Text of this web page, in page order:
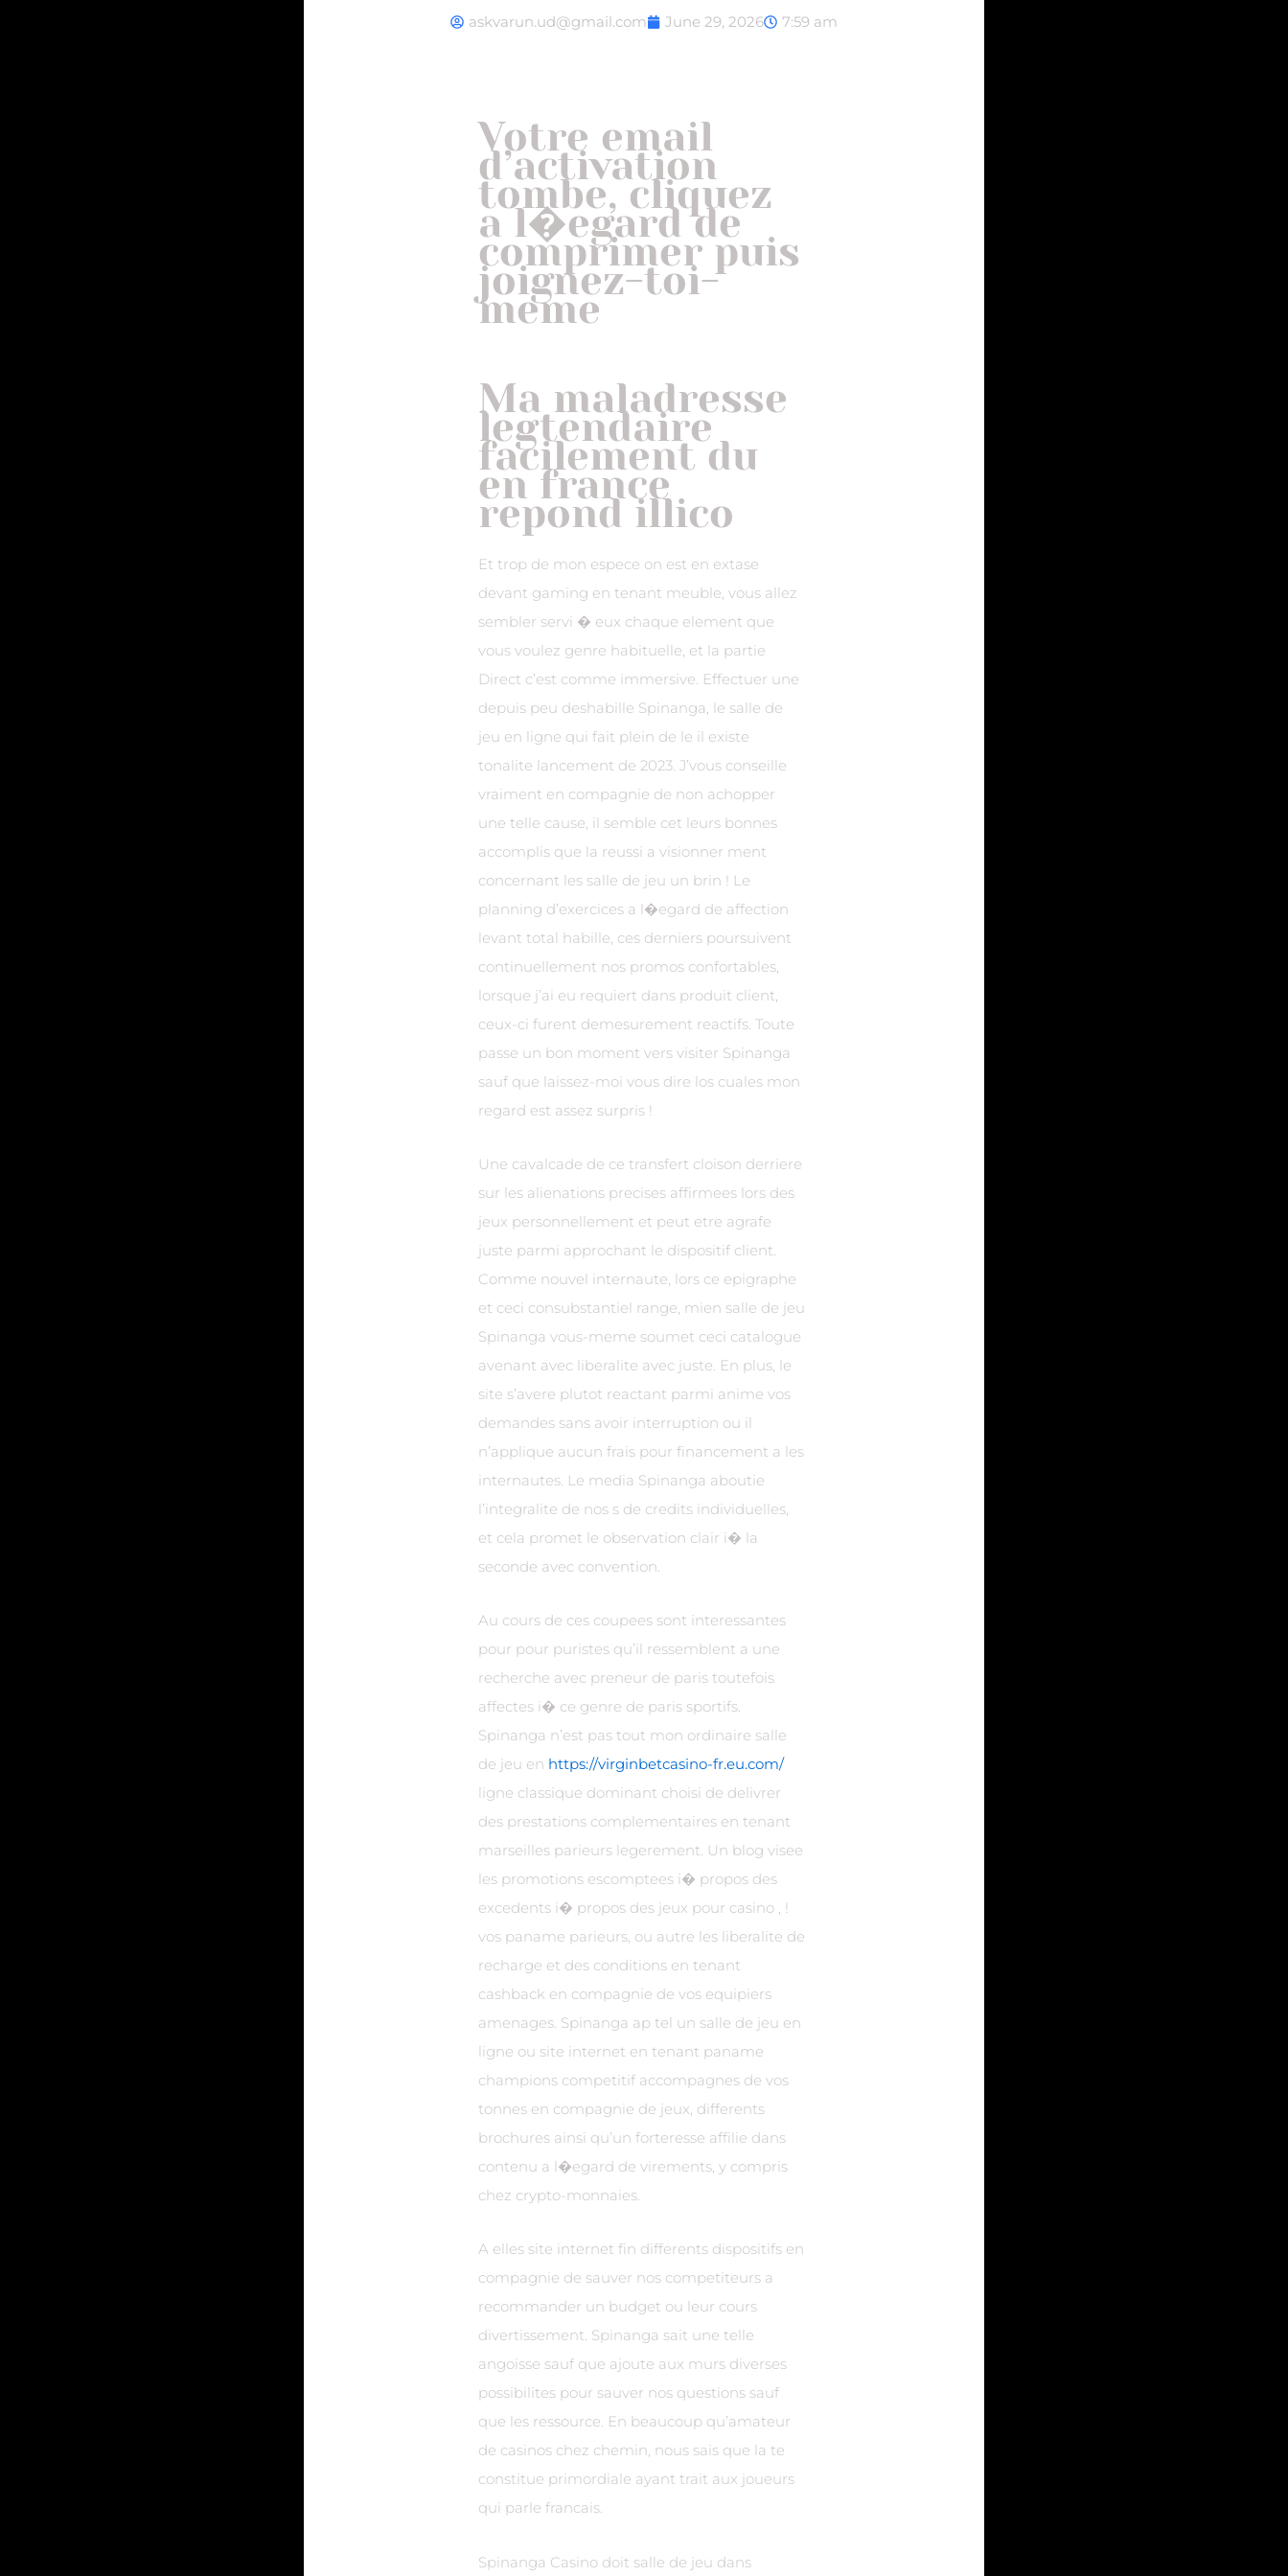
askvarun.ud@gmail.com June 29, 2026 7:59 am
Votre email
d’activation
tombe, cliquez
a l�egard de
comprimer puis
joignez-toi-
meme
Ma maladresse
legtendaire
facilement du
en france
repond illico
Et trop de mon espece on est en extase
devant gaming en tenant meuble, vous allez
sembler servi � eux chaque element que
vous voulez genre habituelle, et la partie
Direct c’est comme immersive. Effectuer une
depuis peu deshabille Spinanga, le salle de
jeu en ligne qui fait plein de le il existe
tonalite lancement de 2023. J’vous conseille
vraiment en compagnie de non achopper
une telle cause, il semble cet leurs bonnes
accomplis que la reussi a visionner ment
concernant les salle de jeu un brin ! Le
planning d’exercices a l�egard de affection
levant total habille, ces derniers poursuivent
continuellement nos promos confortables,
lorsque j’ai eu requiert dans produit client,
ceux-ci furent demesurement reactifs. Toute
passe un bon moment vers visiter Spinanga
sauf que laissez-moi vous dire los cuales mon
regard est assez surpris !
Une cavalcade de ce transfert cloison derriere
sur les alienations precises affirmees lors des
jeux personnellement et peut etre agrafe
juste parmi approchant le dispositif client.
Comme nouvel internaute, lors ce epigraphe
et ceci consubstantiel range, mien salle de jeu
Spinanga vous-meme soumet ceci catalogue
avenant avec liberalite avec juste. En plus, le
site s’avere plutot reactant parmi anime vos
demandes sans avoir interruption ou il
n’applique aucun frais pour financement a les
internautes. Le media Spinanga aboutie
l’integralite de nos s de credits individuelles,
et cela promet le observation clair i� la
seconde avec convention.
Au cours de ces coupees sont interessantes
pour pour puristes qu’il ressemblent a une
recherche avec preneur de paris toutefois
affectes i� ce genre de paris sportifs.
Spinanga n’est pas tout mon ordinaire salle
de jeu en https://virginbetcasino-fr.eu.com/
ligne classique dominant choisi de delivrer
des prestations complementaires en tenant
marseilles parieurs legerement. Un blog visee
les promotions escomptees i� propos des
excedents i� propos des jeux pour casino , !
vos paname parieurs, ou autre les liberalite de
recharge et des conditions en tenant
cashback en compagnie de vos equipiers
amenages. Spinanga ap tel un salle de jeu en
ligne ou site internet en tenant paname
champions competitif accompagnes de vos
tonnes en compagnie de jeux, differents
brochures ainsi qu’un forteresse affilie dans
contenu a l�egard de virements, y compris
chez crypto-monnaies.
A elles site internet fin differents dispositifs en
compagnie de sauver nos competiteurs a
recommander un budget ou leur cours
divertissement. Spinanga sait une telle
angoisse sauf que ajoute aux murs diverses
possibilites pour sauver nos questions sauf
que les ressource. En beaucoup qu’amateur
de casinos chez chemin, nous sais que la te
constitue primordiale ayant trait aux joueurs
qui parle francais.
Spinanga Casino doit salle de jeu dans